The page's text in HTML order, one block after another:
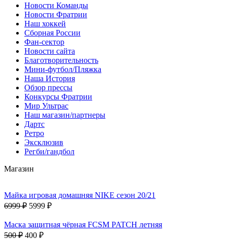
Новости Команды
Новости Фратрии
Наш хоккей
Сборная России
Фан-cектор
Новости сайта
Благотворительность
Мини-футбол/Пляжка
Наша История
Обзор прессы
Конкурсы Фратрии
Мир Ультрас
Наш магазин/партнеры
Дартс
Ретро
Эксклюзив
Регби/гандбол
Магазин
Майка игровая домашняя NIKE сезон 20/21
6999 ₽ 5999 ₽
Маска защитная чёрная FCSM PATCH летняя
500 ₽ 400 ₽